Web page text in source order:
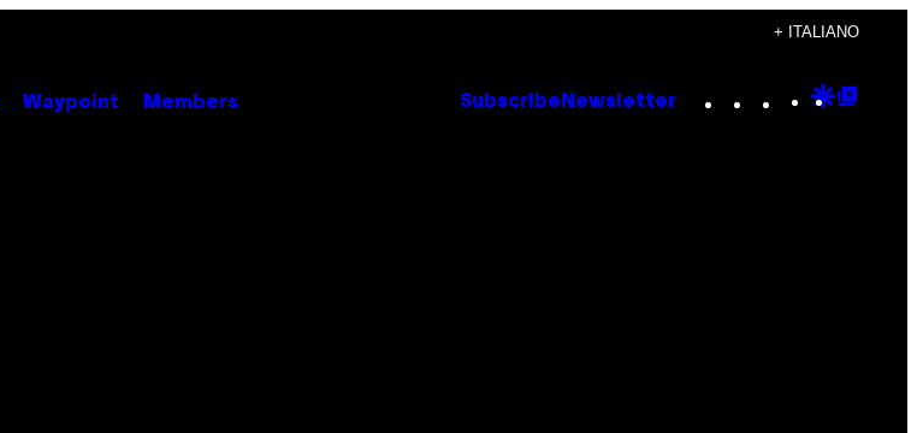
+ ITALIANO
Waypoint Members Subscribe Newsletter Instagram
TikTok
YouTube
Google